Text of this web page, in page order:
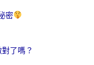
密
了嗎？